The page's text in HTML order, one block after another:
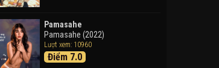
Pamasahe
Pamasahe (2022)
Lượt xem: 10960
Điểm 7.0